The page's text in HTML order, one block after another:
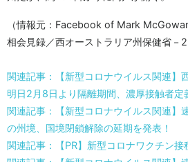
（情報元：Facebook of Mark
相会見録／西オーストラリア州保健省－2
関連記事：【新型コロナウイルス関連】
明日2月8日より隔離期間、濃厚接触者定
関連記事：【新型コロナウイルス関連】
の州境、国境閉鎖解除の延期を発表！
関連記事：【PR】新型コロナワクチン接